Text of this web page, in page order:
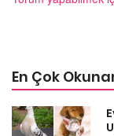
En Çok